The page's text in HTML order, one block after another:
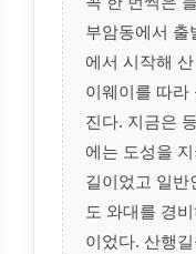
부암동에서 출
에서 시작해
이웨이를 따라
진다. 지금은
에는 도성을
길이었고 일반
도 와대를 경
이었다. 산행